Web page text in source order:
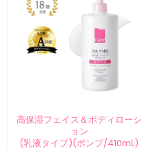
高保湿フェイス＆ボディローシ
ョン
(乳液タイプ)(ポンプ/410mL)